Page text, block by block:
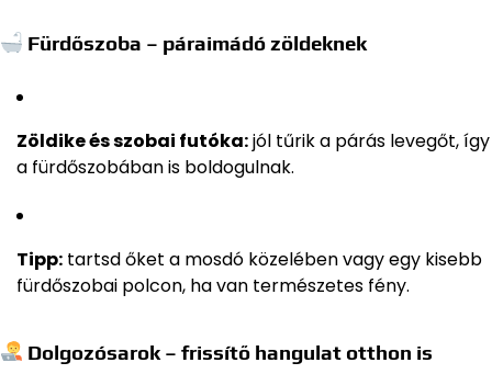
Fürdőszoba – páraimádó zöldeknek
Zöldike és szobai futóka:jól tűrik a párás levegőt, így
a fürdőszobában is boldogulnak.
Tipp: tartsd őket a mosdó közelében vagy egy kisebb
fürdőszobai polcon, ha van természetes fény.
Dolgozósarok – frissítő hangulat otthon is